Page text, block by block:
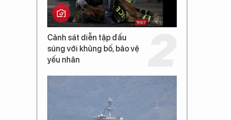
Cảnh sát diễn tập đấu
súng với khủng bố, bảo vệ
yếu nhân